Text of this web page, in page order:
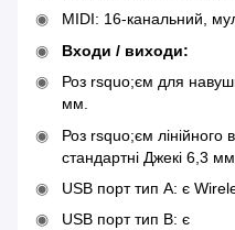
MIDI: 16-канальний,
Входи / виходи:
Роз rsquo;єм для
мм.
Роз rsquo;єм
стандартні Джекі 6,3
USB порт тип А: є
USB порт тип B: є